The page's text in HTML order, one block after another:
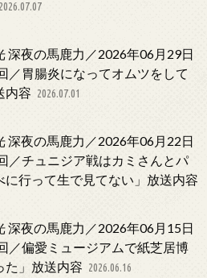
2026.07.07
深夜の馬鹿力／2026年06月29日
／胃腸炎になってオムツをして
内容 2026.07.01
深夜の馬鹿力／2026年06月22日
／チュニジア戦はカミさんとパ
に行って生で見てない」放送内容
深夜の馬鹿力／2026年06月15日
／偏愛ミュージアムで紙芝居博
た」放送内容 2026.06.16